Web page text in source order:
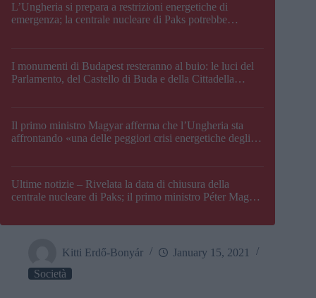
L’Ungheria si prepara a restrizioni energetiche di
emergenza; la centrale nucleare di Paks potrebbe
I monumenti di Budapest resteranno al buio: le luci del
Parlamento, del Castello di Buda e della Cittadella
Il primo ministro Magyar afferma che l’Ungheria sta
affrontando «una delle peggiori crisi energetiche degli
Ultime notizie – Rivelata la data di chiusura della
centrale nucleare di Paks; il primo ministro Péter Magyar
Kitti Erdő-Bonyár
January 15, 2021
Società